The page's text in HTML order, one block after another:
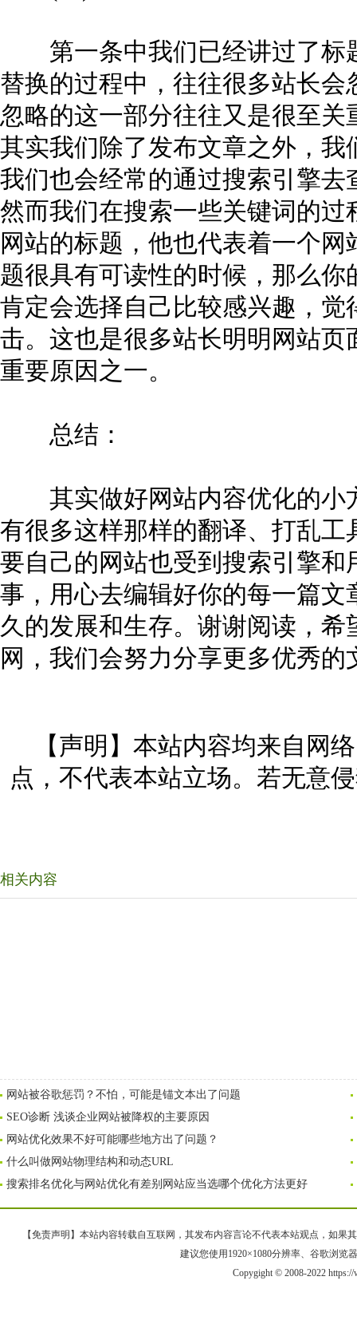
第一条中我们已经讲过了标
替换的过程中，往往很多站长
忽略的这一部分往往又是很至
其实我们除了发布文章之外，
我们也会经常的通过搜索引擎
然而我们在搜索一些关键词的
网站的标题，他也代表着一个
题很具有可读性的时候，那么
肯定会选择自己比较感兴趣，
击。这也是很多站长明明网站
重要原因之一。
总结：
其实做好网站内容优化的小
有很多这样那样的翻译、打乱
要自己的网站也受到搜索引擎
事，用心去编辑好你的每一篇
久的发展和生存。谢谢阅读，
网，我们会努力分享更多优秀的
【声明】本站内容均来自网
点，不代表本站立场。若无意
相关内容
网站被谷歌惩罚？不怕，可能是锚文本出了问题
SEO诊断 浅谈企业网站被降权的主要原因
网站优化效果不好可能哪些地方出了问题？
什么叫做网站物理结构和动态URL
搜索排名优化与网站优化有差别网站应当选哪个优化方法更好
【免责声明】本站内容转载自互联网，其发布内容言论不代表本站观点，如果
建议您使用1920×1080分辨率、谷歌浏览
Copygight © 2008-2022